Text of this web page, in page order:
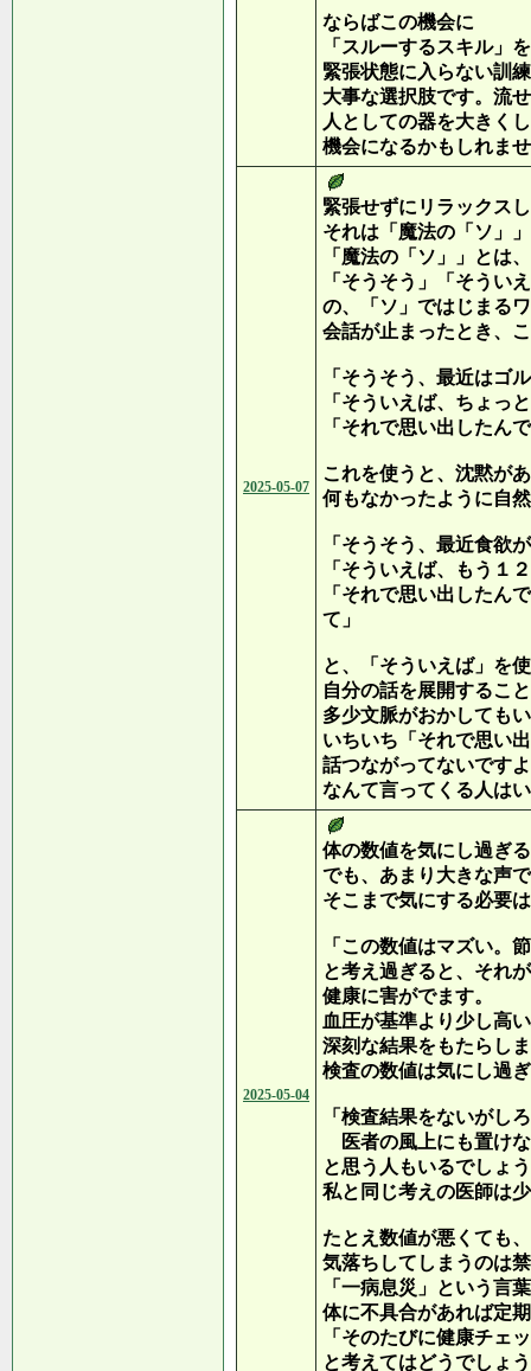
ならばこの機会に
「スルーするスキル」
緊張状態に入らない訓
大事な選択肢です。流
人としての器を大きく
機会になるかもしれま
2025-05-07
緊張せずにリラックス
それは「魔法の「ソ」
「魔法の「ソ」」とは、
「そうそう」「そうい
の、「ソ」ではじまる
会話が止まったとき、
「そうそう、最近はゴ
「そういえば、ちょっ
「それで思い出したん
これを使うと、沈黙が
何もなかったように自
「そうそう、最近食欲
「そういえば、もう１
「それで思い出したん
て」
と、「そういえば」を
自分の話を展開するこ
多少文脈がおかしても
いちいち「それで思い
話つながってないです
なんて言ってくる人は
2025-05-04
体の数値を気にし過ぎ
でも、あまり大きな声
そこまで気にする必要
「この数値はマズい。
と考え過ぎると、それ
健康に害がでます。
血圧が基準より少し高
深刻な結果をもたらし
検査の数値は気にし過
「検査結果をないがし
医者の風上にも置け
と思う人もいるでしょ
私と同じ考えの医師は
たとえ数値が悪くても、
気落ちしてしまうのは
「一病息災」という言
体に不具合があれば定
「そのたびに健康チェ
と考えてはどうでしょ